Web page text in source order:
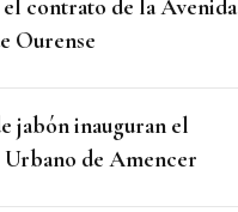
contrato de la Avenida
Ourense
jabón inauguran el
Urbano de Amencer